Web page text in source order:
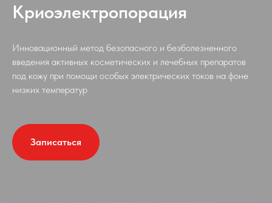
Криоэлектропорация
Инновационный метод безопасного и безболезненного
введения активных косметических и лечебных препаратов
под кожу при помощи особых электрических токов на фоне
низких температур
Записаться